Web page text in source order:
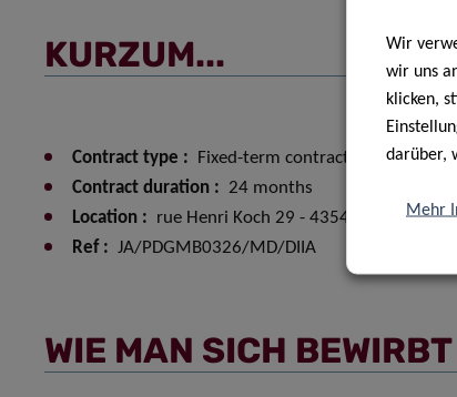
KURZUM...
Contract type :
Fixed-term contract (CDD)
Contract duration : 24 months
Location : rue Henri Koch 29 - 4354 Esch-Sur-
Ref : JA/PDGMB0326/MD/DIIA
WIE MAN SICH BEWIRBT
Wir
wir uns
klicken,
darüber,
Mehr